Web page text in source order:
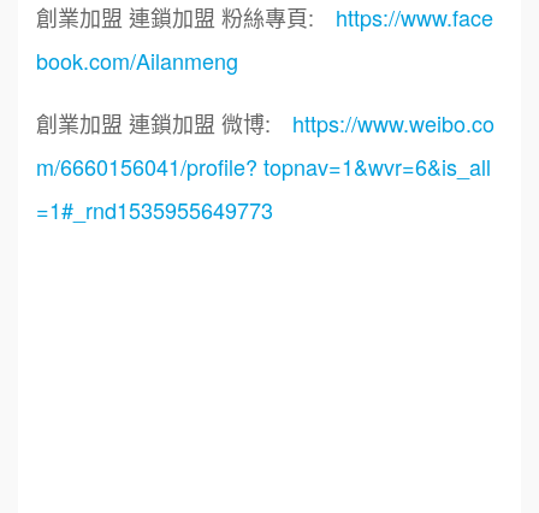
創業加盟 連鎖加盟 粉絲專頁: https://www.face
book.com/Ailanmeng
創業加盟 連鎖加盟 微博: https://www.weibo.co
m/6660156041/profile? topnav=1&wvr=6&is_all
=1#_rnd1535955649773